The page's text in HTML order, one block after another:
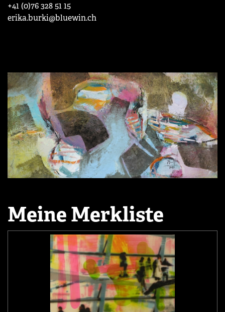
+41 (0)76 328 51 15
erika.burki@bluewin.ch
Meine Merkliste